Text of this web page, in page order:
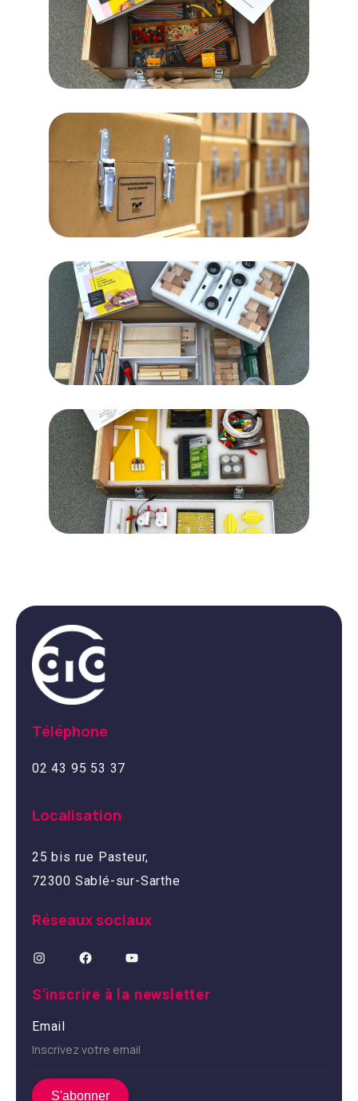
Téléphone
02 43 95 53 37
Localisation
25 bis rue Pasteur,
72300 Sablé-sur-Sarthe
Réseaux sociaux
S'inscrire à la newsletter
Email